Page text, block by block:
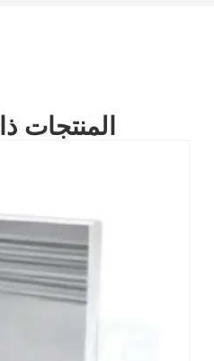
المنتجات